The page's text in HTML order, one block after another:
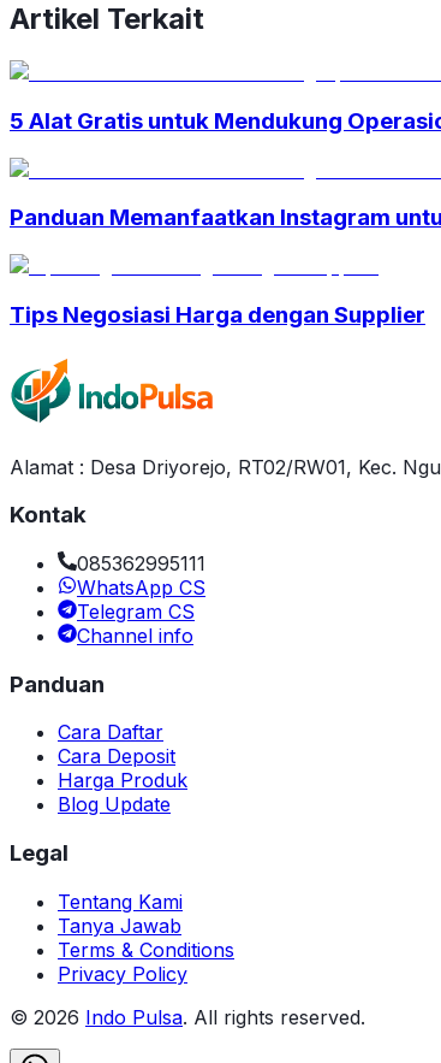
Artikel Terkait
5 Alat Gratis untuk Mendukung
Panduan Memanfaatkan Instagram
Tips Negosiasi Harga dengan Supplier
Alamat : Desa Driyorejo, RT02/RW01, Kec.
Kontak
085362995111
WhatsApp CS
Telegram CS
Channel info
Panduan
Cara Daftar
Cara Deposit
Harga Produk
Blog Update
Legal
Tentang Kami
Tanya Jawab
Terms & Conditions
Privacy Policy
© 2026 Indo Pulsa. All rights reserved.